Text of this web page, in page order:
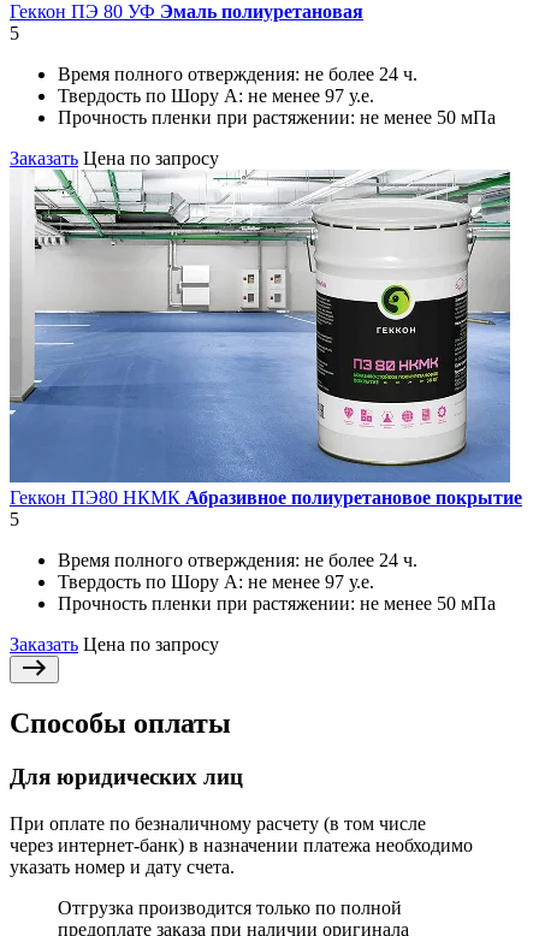
Геккон ПЭ 80 УФ Эмаль полиуретановая
5
Время полного отверждения: не более 24 ч.
Твердость по Шору А: не менее 97 у.е.
Прочность пленки при растяжении: не менее 50 мПа
Заказать Цена по запросу
Геккон ПЭ80 НКМК Абразивное полиуретановое покрытие
5
Время полного отверждения: не более 24 ч.
Твердость по Шору А: не менее 97 у.е.
Прочность пленки при растяжении: не менее 50 мПа
Заказать Цена по запросу
Способы оплаты
Для юридических лиц
При оплате по безналичному расчету (в том числе
через интернет-банк) в назначении платежа необходимо
указать номер и дату счета.
Отгрузка производится только по полной
предоплате заказа при наличии оригинала